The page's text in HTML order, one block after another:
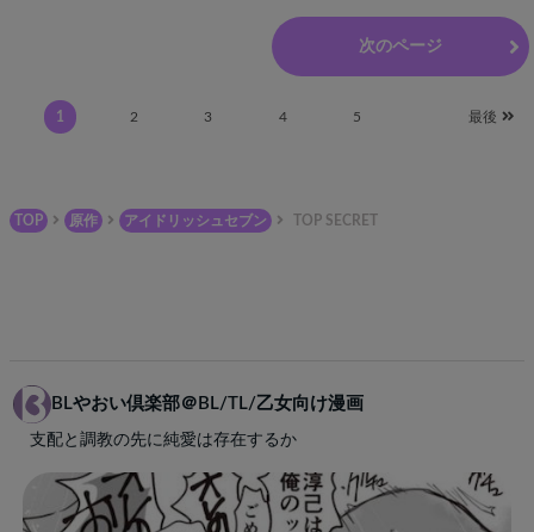
次のページ
1 2 3 4 5 最後
TOP 原作 アイドリッシュセブン TOP SECRET
BLやおい倶楽部＠BL/TL/乙女向け漫画
支配と調教の先に純愛は存在するか